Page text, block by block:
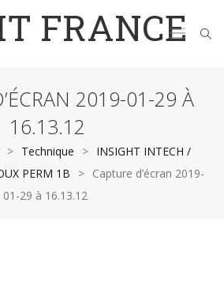
FRANCE
2019-01-29 À
16.13.12
> Technique > INSIGHT INTECH /
PERM 1B > Capture d’écran 2019-
01-29 à 16.13.12